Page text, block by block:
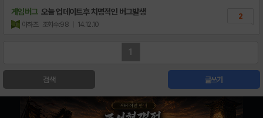
[황금의 던전 무제한 OPEN] 1
[미션] 가즈게이트 기대평 이벤트!
게임버그 오늘 업데이트후 치명적인 버그발생
아하즈 조회수:98 | 14.12.10
2
1
검색 글쓰기